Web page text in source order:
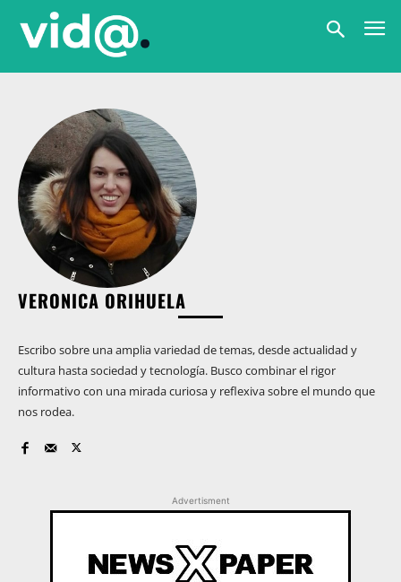
VERONICA ORIHUELA
Escribo sobre una amplia variedad de temas, desde actualidad y
cultura hasta sociedad y tecnología. Busco combinar el rigor
informativo con una mirada curiosa y reflexiva sobre el mundo que
nos rodea.
Advertisment